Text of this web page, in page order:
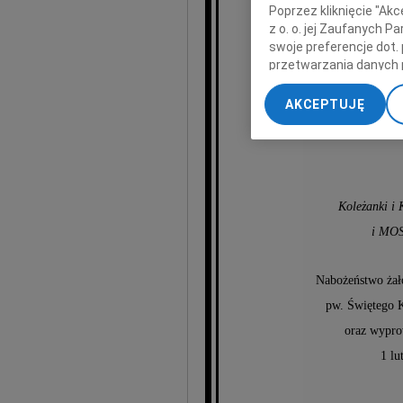
wyrazy
Koleżanki i
i
Nabożeństwo
pw. Świętego
oraz
1
Poprzez kliknięcie
z o. o. jej Zaufanych
swoje preferencje dot.
przetwarzania danych
„Ustawienia
My, nasi Zaufani
dokładnych danych
Przechowywanie
AKCEPTUJĘ